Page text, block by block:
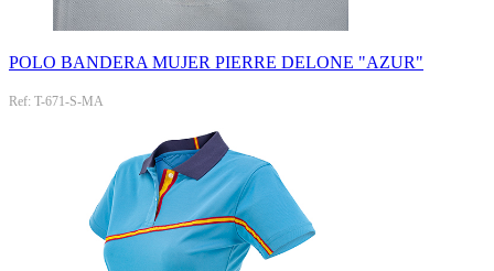
POLO BANDERA MUJER PIERRE DELONE "AZUR"
Ref: T-671-S-MA